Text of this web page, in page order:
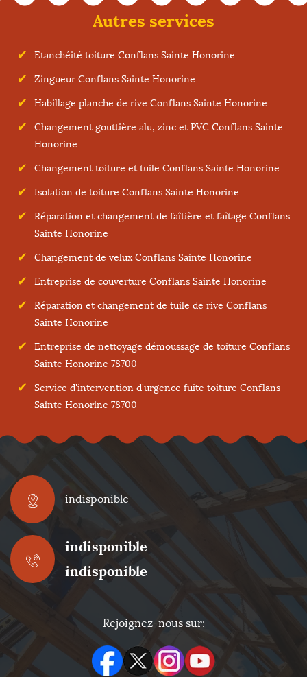
Autres services
Etanchéité toiture Conflans Sainte Honorine
Zingueur Conflans Sainte Honorine
Habillage planche de rive Conflans Sainte Honorine
Changement gouttière alu, zinc et PVC Conflans Sainte
Honorine
Changement toiture et tuile Conflans Sainte Honorine
Isolation de toiture Conflans Sainte Honorine
Réparation et changement de faîtière et faîtage Conflans
Sainte Honorine
Changement de velux Conflans Sainte Honorine
Entreprise de couverture Conflans Sainte Honorine
Réparation et changement de tuile de rive Conflans
Sainte Honorine
Entreprise de nettoyage démoussage de toiture Conflans
Sainte Honorine 78700
Service d'intervention d'urgence fuite toiture Conflans
Sainte Honorine 78700
indisponible
indisponible
indisponible
Rejoignez-nous sur: